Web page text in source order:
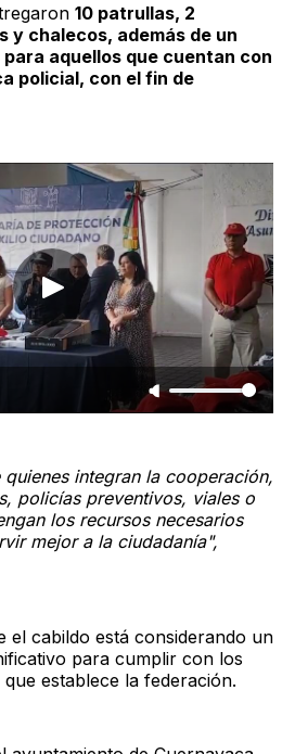
10 patrullas, 2
y chalecos, además de un
para aquellos que cuentan con
policial, con el fin de
quienes integran la cooperación,
policías preventivos, viales o
los recursos necesarios
mejor a la ciudadanía",
el cabildo está considerando un
para cumplir con los
establece la federación.